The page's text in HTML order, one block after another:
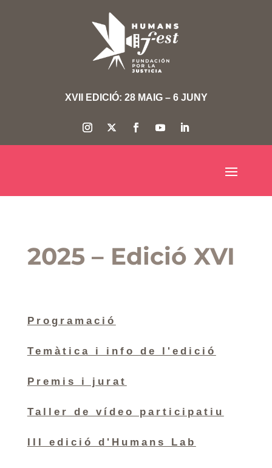
XVII EDICIÓ: 28 MAIG – 6 JUNY
2025 – Edició XVI
Programació
Temàtica i info de l'edició
Premis i jurat
Taller de vídeo participatiu
III edició d'Humans Lab